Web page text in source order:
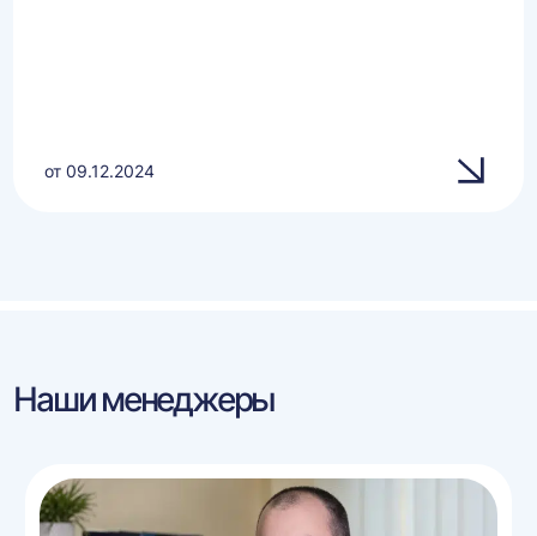
от 09.12.2024
Наши менеджеры